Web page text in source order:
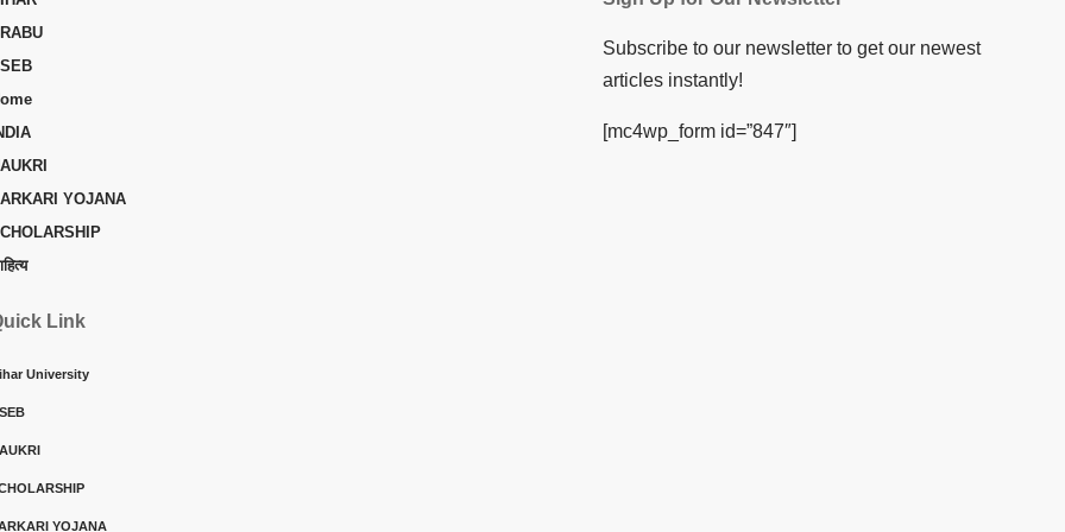
YOJANA
Link
University
YOJANA
Subscribe to our newsletter to get our newest
articles instantly!
[mc4wp_form id=”847″]